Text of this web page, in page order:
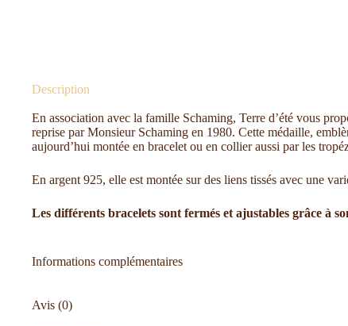
Description
En association avec la famille Schaming, Terre d’été vous
reprise par Monsieur Schaming en 1980. Cette médaille,
aujourd’hui montée en bracelet ou en collier aussi par les
En argent 925, elle est montée sur des liens tissés avec une
Les différents bracelets sont fermés et ajustables grâce à
Informations complémentaires
Avis (0)